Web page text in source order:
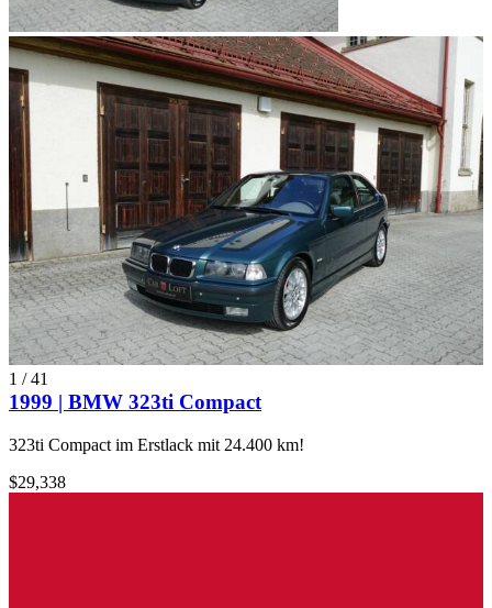
1 /41
1999 | BMW 323ti Compact
323ti Compact im Erstlack mit 24.400 km!
$29,338